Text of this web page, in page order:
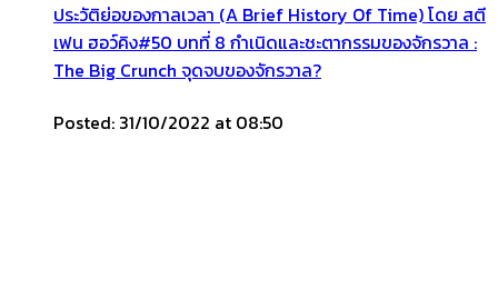
ประวัติย่อของกาลเวลา (A Brief History Of Time) โดย สตี
เฟน ฮอว์คิง#50 บทที่ 8 กำเนิดและชะตากรรมของจักรวาล :
The Big Crunch จุดจบของจักรวาล?
Posted: 31/10/2022 at 08:50